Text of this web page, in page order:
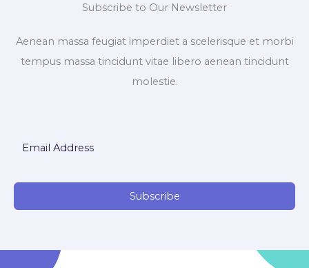
Subscribe to Our Newsletter
Aenean massa feugiat imperdiet a scelerisque et morbi
tempus massa tincidunt vitae libero aenean tincidunt
molestie.
Subscribe